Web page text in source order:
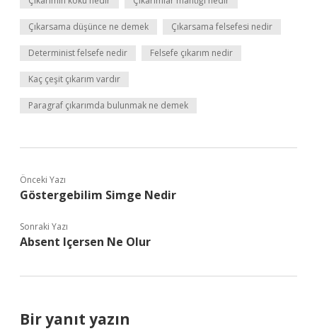
Çıkarsama düşünce ne demek Çıkarsama felsefesi nedir
Determinist felsefe nedir Felsefe çıkarım nedir
Kaç çeşit çıkarım vardır
Paragraf çıkarımda bulunmak ne demek
Önceki Yazı
Göstergebilim Simge Nedir
Sonraki Yazı
Absent Içersen Ne Olur
Bir yanıt yazın